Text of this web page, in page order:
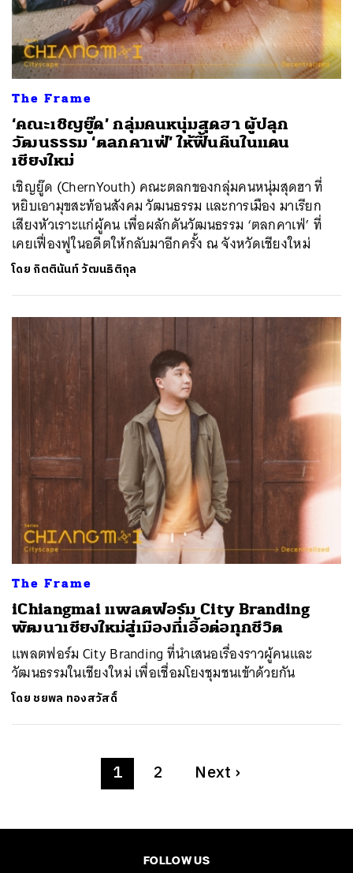
The Frame
‘คณะเชิญยู๊ด’ กลุ่มคนหนุ่มสุดฮา ผู้ปลุก
วัฒนธรรม ‘ตลกคาเฟ่’ ให้ฟื้นคืนในแดน
เชียงใหม่
เชิญยู๊ด (ChernYouth) คณะตลกของกลุ่มคนหนุ่มสุดฮา ที่
หยิบเอามุขสะท้อนสังคม วัฒนธรรม และการเมือง มาเรียก
เสียงหัวเราะแก่ผู้คน เพื่อผลักดันวัฒนธรรม ‘ตลกคาเฟ่’ ที่
เคยเฟื่องฟูในอดีตให้กลับมาอีกครั้ง ณ จังหวัดเชียงใหม่
โดย กิตตินันท์ วัฒนธิติกุล
The Frame
iChiangmai แพลตฟอร์ม City Branding
พัฒนาเชียงใหม่สู่เมืองที่เอื้อต่อทุกชีวิต
แพลตฟอร์ม City Branding ที่นำเสนอเรื่องราวผู้คนและ
วัฒนธรรมในเชียงใหม่ เพื่อเชื่อมโยงชุมชนเข้าด้วยกัน
โดย ชยพล ทองสวัสดิ์
1 2 Next ›
FOLLOW US